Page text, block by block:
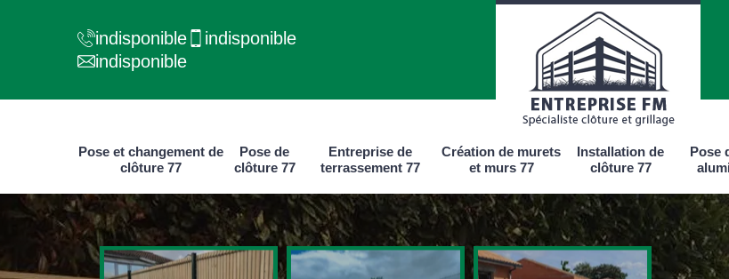
indisponible
indisponible
indisponible
Pose et changement de
clôture 77
Pose de
clôture 77
Entreprise de
terrassement 77
Création de murets
et murs 77
Installation de
clôture 77
Pose